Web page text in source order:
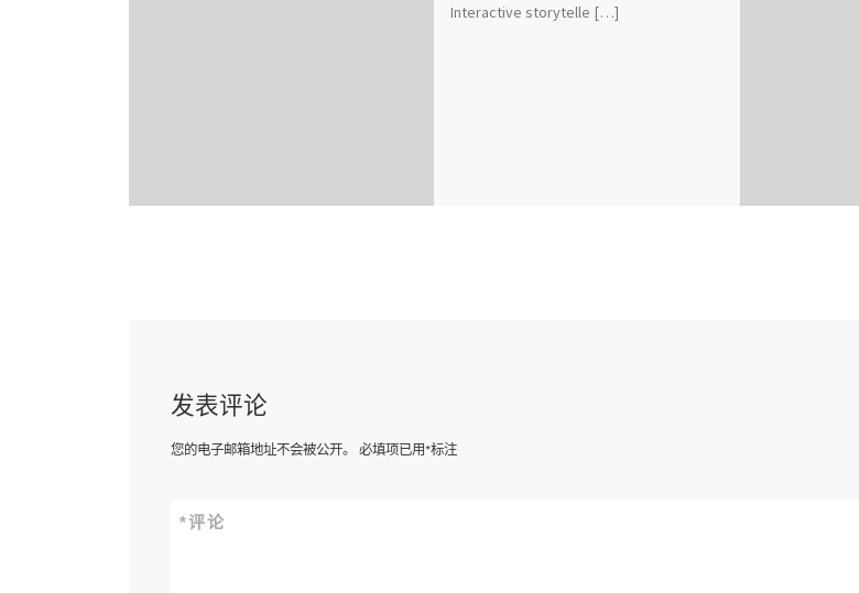
Interactive storytelle […]
发表评论
您的电子邮箱地址不会被公开。 必填项已用*标注
评论
*